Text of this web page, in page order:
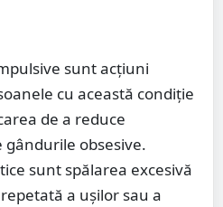
sunt acțiuni
cu această condiție
de a reduce
obsesive.
sunt spălarea excesivă
a ușilor sau a